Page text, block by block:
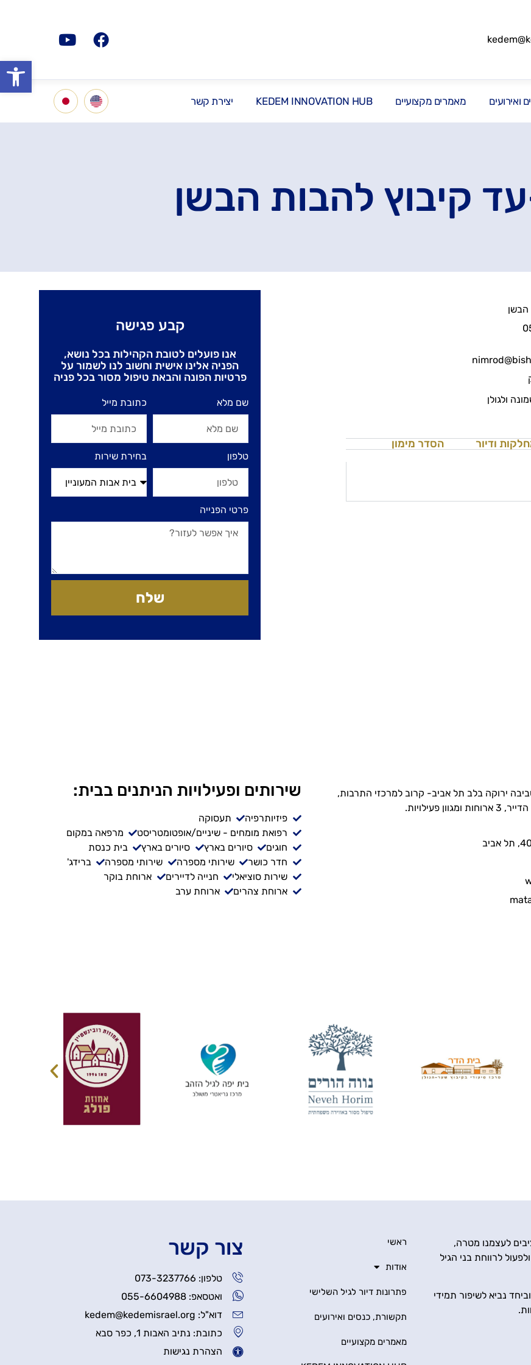
פתח
ואירועים מאמרים מקצועיים KEDEM INNOVATION HUB יצירת קשר
קיבוץ להבות הבשן
הבשן
ולגולן
ודיור הסדר מימון
קבע פגישה
אנו פועלים לטובת הקהילות בכל נושא,
הפניה אלינו אישית וחשוב לנו לשמור על
פרטיות הפונה והבאת טיפול מסור בכל פניה
שם מלא כתובת מייל
טלפון בחירת שירות
פרטי הפנייה
שלח
ירוקה בלב תל אביב- קרוב למרכזי התרבות,
פעילויות.
שירותים ופעילויות הניתנים בבית:
פיזיותרפיה
תעסוקה
רפואת מומחים - שיניים/אופטומטריסט
מרפאה במקום
חוגים
סיורים בארץ סיורים בארץ
בית כנסת
חדר כושר
שירותי מספרה שירותי מספרה
ברידג'
שירות סוציאלי
חנייה לדיירים
ארוחת בוקר
ארוחת צהרים
ארוחת ערב
לעצמנו מטרה,
לרווחת בני הגיל
נביא לשיפור תמידי
ראשי
אודות
פתרונות דיור לגיל השלישי
תקשורת, כנסים ואירועים
מאמרים מקצועיים
צור קשר
טלפון: 073-3237766
ואטסאפ: 055-6604988
דוא"ל: kedem@kedemisrael.org
כתובת: נתיב האבות 1, כפר סבא
הצהרת נגישות